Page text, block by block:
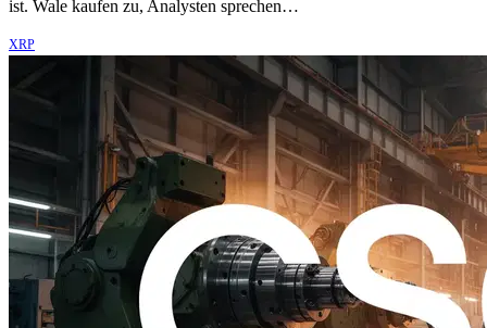
ist. Wale kaufen zu, Analysten sprechen…
XRP